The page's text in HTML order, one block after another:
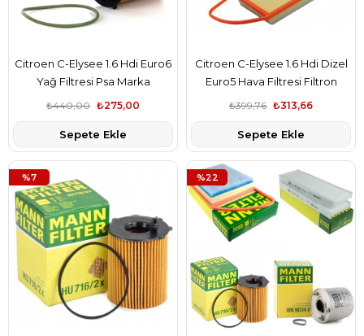
Citroen C-Elysee 1.6 Hdi Euro6
Yağ Filtresi Psa Marka
1610693780
₺275,00
₺440,00
Sepete Ekle
Citroen C-Elysee 1.6 Hdi Dizel
Euro5 Hava Filtresi Filtron
Marka 1444.TV
₺313,66
₺399,76
Sepete Ekle
%7 %22